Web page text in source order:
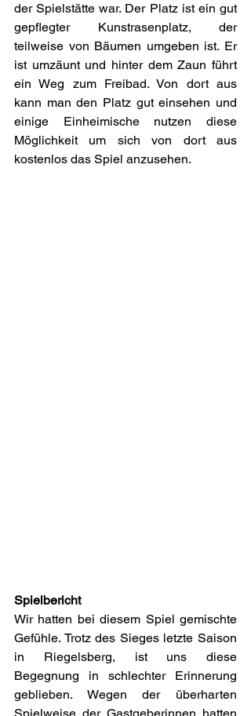
der Spielstätte war. Der Platz ist ein gut
gepflegter Kunstrasenplatz, der
teilweise von Bäumen umgeben ist. Er
ist umzäunt und hinter dem Zaun führt
ein Weg zum Freibad. Von dort aus
kann man den Platz gut einsehen und
einige Einheimische nutzen diese
Möglichkeit um sich von dort aus
kostenlos das Spiel anzusehen.
Spielbericht
Wir hatten bei diesem Spiel gemischte
Gefühle. Trotz des Sieges letzte Saison
in Riegelsberg, ist uns diese
Begegnung in schlechter Erinnerung
geblieben. Wegen der überharten